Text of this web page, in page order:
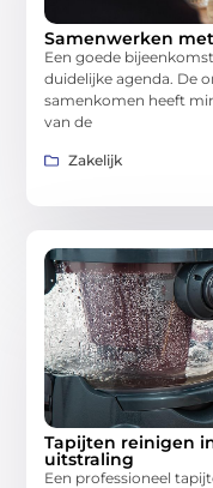
Samenwerken
Een goede
duidelijke agenda. De
samenkomen heeft
van de
Zakelijk
Tapijten reinigen
uitstraling
Een professioneel